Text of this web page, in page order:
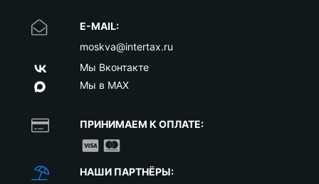
E-MAIL:
moskva@intertax.ru
Мы Вконтакте
Мы в MAX
ПРИНИМАЕМ К ОПЛАТЕ:
НАШИ ПАРТНЁРЫ: